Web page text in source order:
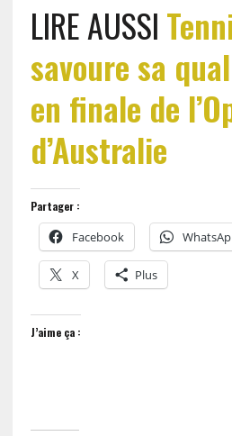
LIRE AUSSI
savoure sa
en finale de
d’Australie
Partager :
Facebook
X Plus
J’aime ça :